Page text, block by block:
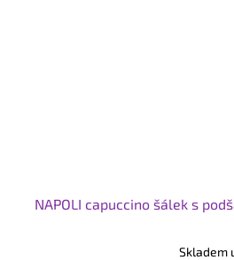
NAPOLI capuccino šálek s
Skladem